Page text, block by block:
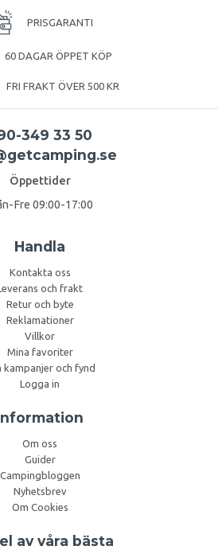
PRISGARANTI
60 DAGAR ÖPPET KÖP
FRI FRAKT ÖVER 500 KR
349 33 50
Öppettider
Fre 09:00-17:00
Handla
Kontakta oss
och frakt
Retur och byte
Reklamationer
Villkor
Mina favoriter
kampanjer och fynd
Logga in
Om oss
Guider
Campingbloggen
Nyhetsbrev
Om Cookies
av våra bästa